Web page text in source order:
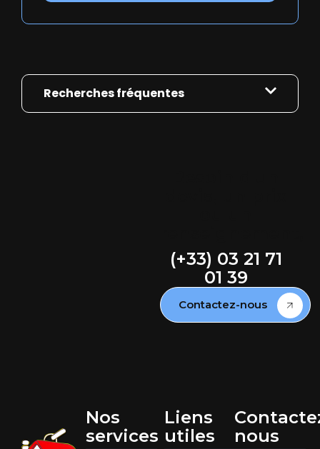
Recherches fréquentes
(+33) 03 21 71
01 39
Contactez-nous
Nos
services
Liens
utiles
nous